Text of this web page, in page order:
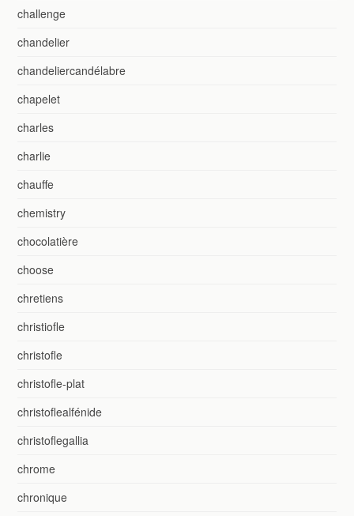
challenge
chandelier
chandeliercandélabre
chapelet
charles
charlie
chauffe
chemistry
chocolatière
choose
chretiens
christiofle
christofle
christofle-plat
christoflealfénide
christoflegallia
chrome
chronique